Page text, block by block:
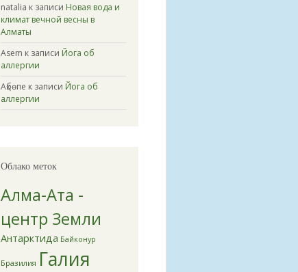
natalia к записи Новая вода и
климат вечной весны в
Алматы
Asem к записи Йога об
аллергии
Ақбөпе к записи Йога об
аллергии
Облако меток
Алма-Ата -
центр Земли
Антарктида Байконур
Бразилия Галия